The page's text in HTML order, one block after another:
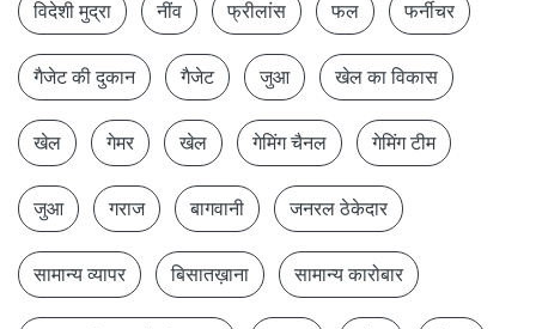
विदेशी मुद्रा नींव फ्रीलांस फल फर्नीचर
गैजेट की दुकान गैजेट जुआ खेल का विकास
खेल गेमर खेल गेमिंग चैनल गेमिंग टीम
जुआ गराज बागवानी जनरल ठेकेदार
सामान्य व्यापर बिसातख़ाना सामान्य कारोबार